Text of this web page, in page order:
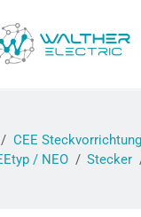
CEE
/ NEO
Stecker